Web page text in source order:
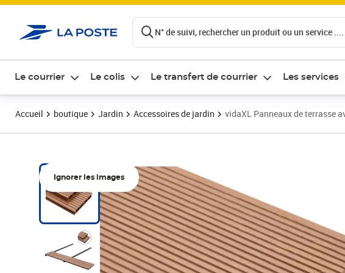
N° de suivi, rechercher un produit ou un service ....
Le courrier Le colis Le transfert de courrier Les services
Accueil boutique Jardin Accessoires de jardin vidaXL Panneaux de terrasse
Ignorer les images